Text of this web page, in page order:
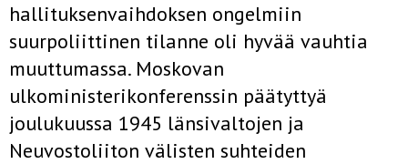
hallituksenvaihdoksen ongelmiin
suurpoliittinen tilanne oli hyvää vauhtia
muuttumassa. Moskovan
ulkoministerikonferenssin päätyttyä
joulukuussa 1945 länsivaltojen ja
Neuvostoliiton välisten suhteiden